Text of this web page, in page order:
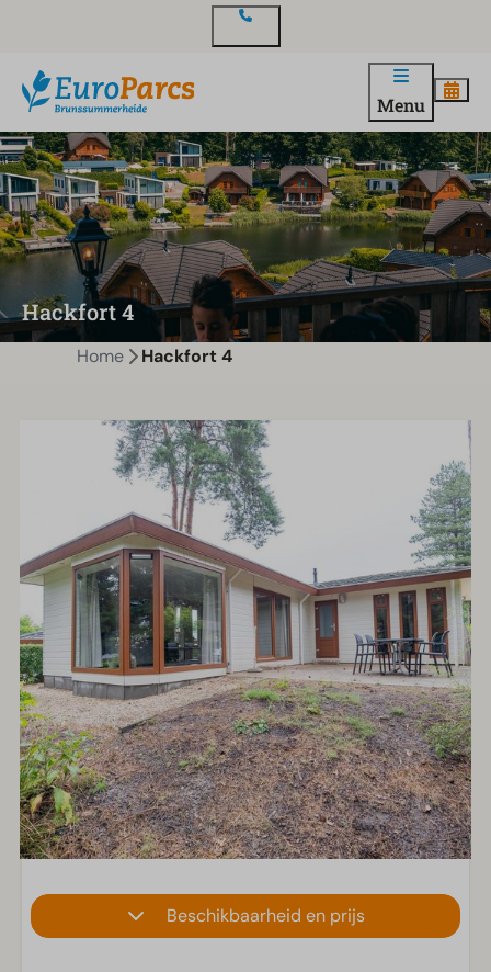
Menu
Hackfort 4
Home Hackfort 4
Beschikbaarheid en prijs